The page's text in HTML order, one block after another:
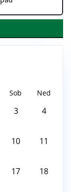
Sob Ned
3 4
10 11
17 18